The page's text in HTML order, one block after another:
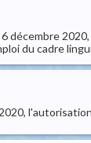
décembre
du cadre